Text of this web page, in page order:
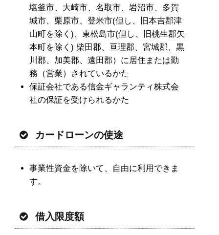
塩釜市、大崎市、名取市、岩沼市、多賀
城市、栗原市、登米市(但し、旧本吉郡津
山町を除く)、東松島市(但し、旧桃生郡矢
本町を除く) 柴田郡、亘理郡、宮城郡、黒
川郡、加美郡、遠田郡）に居住または勤
務（営業）されているかた
保証会社である信金ギャランティ株式会
社の保証を受けられるかた
カードローンの使途
事業性資金を除いて、自由に利用できま
す。
借入限度額